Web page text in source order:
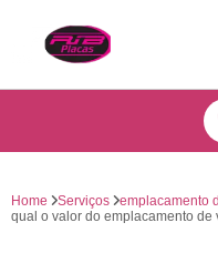
Home Serviços emplacamento
qual o valor do emplacamento de